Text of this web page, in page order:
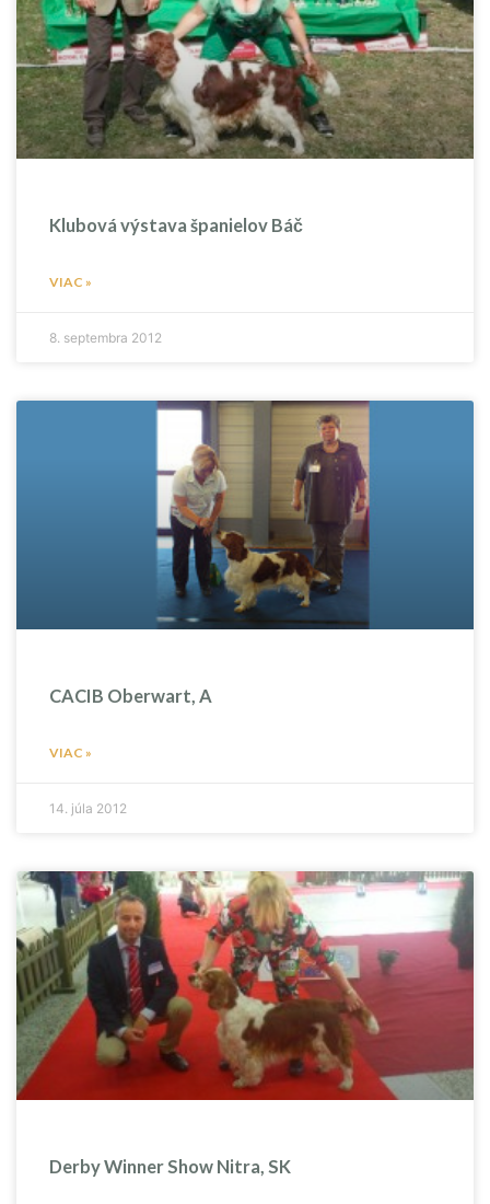
Klubová výstava španielov Báč
VIAC »
8. septembra 2012
CACIB Oberwart, A
VIAC »
14. júla 2012
Derby Winner Show Nitra, SK